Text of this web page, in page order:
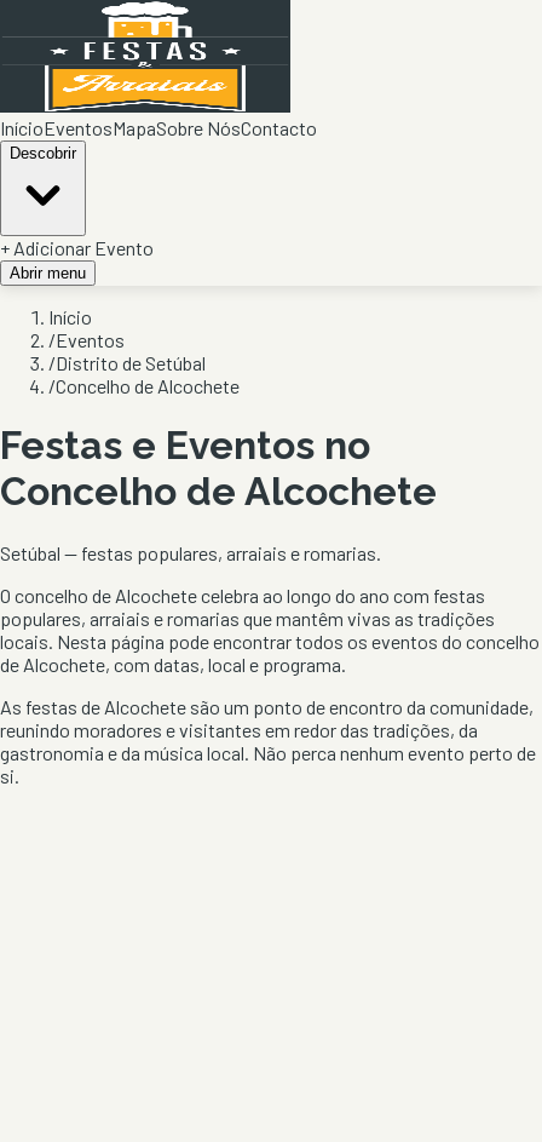
InícioEventosMapaSobre NósContacto
Descobrir
+ Adicionar Evento
Abrir menu
Início
/Eventos
/Distrito de Setúbal
/Concelho de Alcochete
Festas e Eventos no
Concelho de Alcochete
Setúbal — festas populares, arraiais e romarias.
O concelho de Alcochetecelebra ao longo do ano com festas
populares, arraiais e romarias que mantêm vivas as tradições
locais. Nesta página pode encontrar todos os eventos do concelho
de Alcochete, com datas, local e programa.
As festas de Alcochete são um ponto de encontro da comunidade,
reunindo moradores e visitantes em redor das tradições, da
gastronomia e da música local. Não perca nenhum evento perto de
si.